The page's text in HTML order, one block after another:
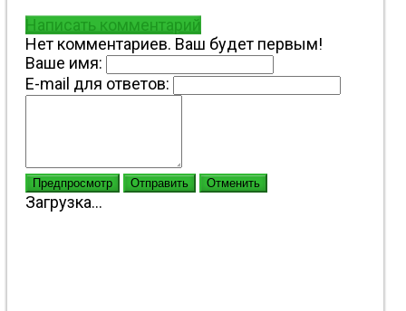
Написать комментарий
Нет комментариев. Ваш будет первым!
Ваше имя:
E-mail для ответов:
Предпросмотр Отправить Отменить
Загрузка...